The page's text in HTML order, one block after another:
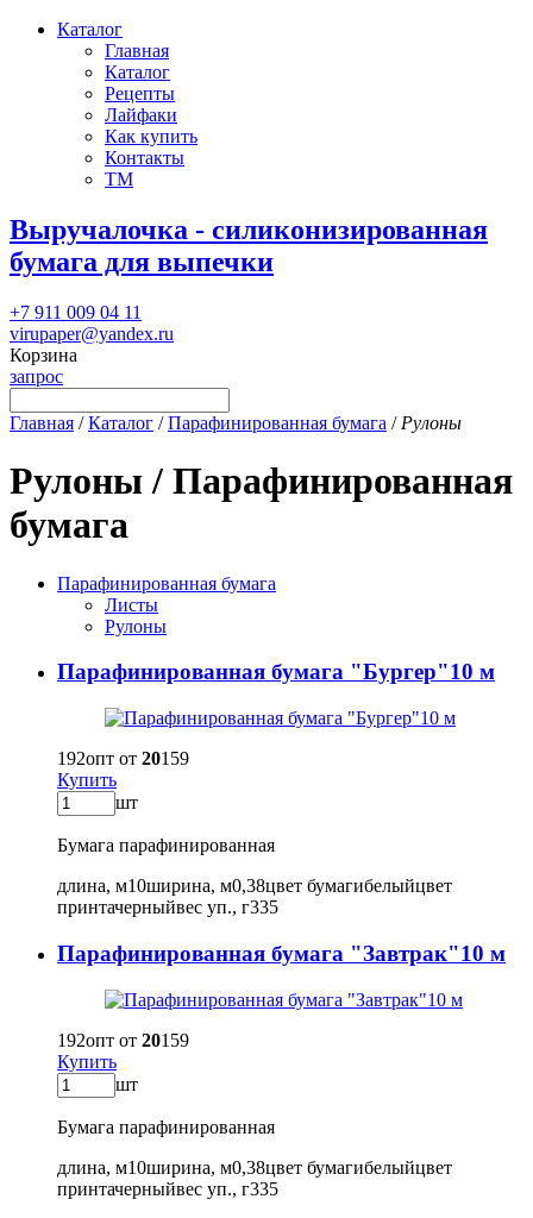
Каталог
Главная
Каталог
Рецепты
Лайфаки
Как купить
Контакты
ТМ
Выручалочка - силиконизированная
бумага для выпечки
+7 911 009 04 11
virupaper@yandex.ru
Корзина
запрос
Главная /Каталог /Парафинированная бумага / Рулоны
Рулоны / Парафинированная
бумага
Парафинированная бумага
Листы
Рулоны
Парафинированная бумага "Бургер"10 м
192опт от 20159
Купить
шт
Бумага парафинированная
длина, м10ширина, м0,38цвет бумагибелыйцвет
принтачерныйвес уп., г335
Парафинированная бумага "Завтрак"10 м
192опт от 20159
Купить
шт
Бумага парафинированная
длина, м10ширина, м0,38цвет бумагибелыйцвет
принтачерныйвес уп., г335